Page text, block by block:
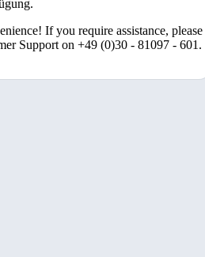
If you require assistance, please
Support on +49 (0)30 - 81097 - 601.